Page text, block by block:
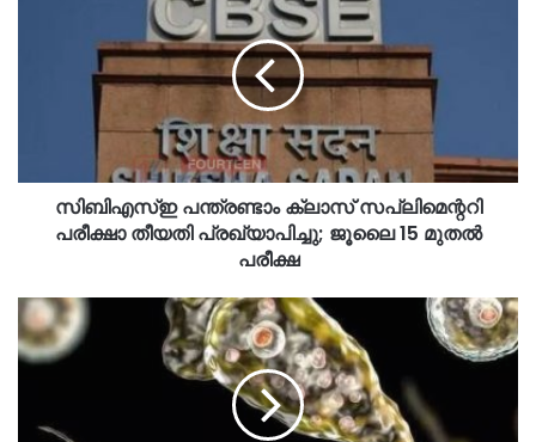
സിബിഎസ്ഇ പന്ത്രണ്ടാം ക്ലാസ് സപ്ലിമെന്ററി
പരീക്ഷാ തീയതി പ്രഖ്യാപിച്ചു; ജൂലൈ 15 മുതൽ
പരീക്ഷ